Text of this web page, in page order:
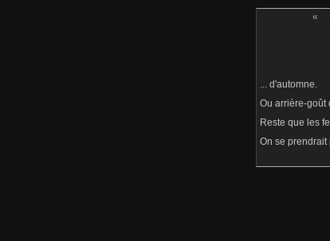
«
... d'automne.
Ou arrière-goût
Reste que les
On se